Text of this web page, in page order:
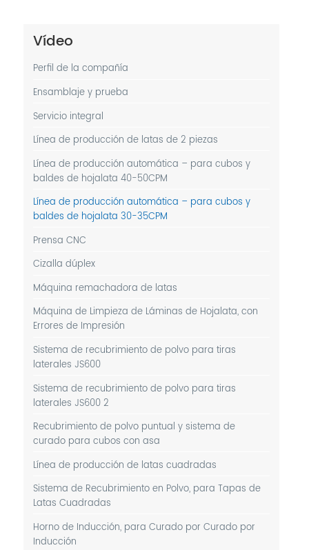
Vídeo
Perfil de la compañía
Ensamblaje y prueba
Servicio integral
Línea de producción de latas de 2 piezas
Línea de producción automática – para cubos y
baldes de hojalata 40-50CPM
Línea de producción automática – para cubos y
baldes de hojalata 30-35CPM
Prensa CNC
Cizalla dúplex
Máquina remachadora de latas
Máquina de Limpieza de Láminas de Hojalata, con
Errores de Impresión
Sistema de recubrimiento de polvo para tiras
laterales JS600
Sistema de recubrimiento de polvo para tiras
laterales JS600 2
Recubrimiento de polvo puntual y sistema de
curado para cubos con asa
Línea de producción de latas cuadradas
Sistema de Recubrimiento en Polvo, para Tapas de
Latas Cuadradas
Horno de Inducción, para Curado por Curado por
Inducción